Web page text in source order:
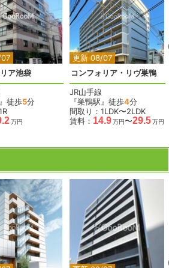
2
ア池袋
徒歩5分
万円
更新 08/07
2 2
コンフォリア・リヴ巣鴨
JR山手線
『巣鴨駅』徒歩4分
間取り：1LDK〜2LDK
賃料： 14.9万円〜29.5万円
2
2